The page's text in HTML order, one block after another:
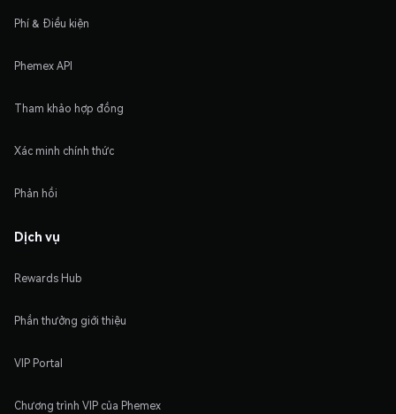
Phí & Điều kiện
Phemex API
Tham khảo hợp đồng
Xác minh chính thức
Phản hồi
Dịch vụ
Rewards Hub
Phần thưởng giới thiệu
VIP Portal
Chương trình VIP của Phemex